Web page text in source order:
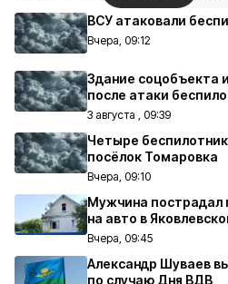
ВСУ атаковали
Вчера, 09:12
Здание соцобъекта
после атаки
3 августа , 09:39
Четыре
посёлок Томаровка
Вчера, 09:10
Мужчина пострадал
на авто в
Вчера, 09:45
Александр Шуваев
по случаю Дня ВДВ